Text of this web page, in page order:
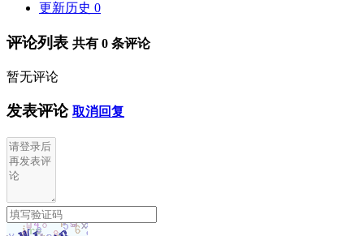
更新历史 0
评论列表 共有 0 条评论
暂无评论
发表评论 取消回复